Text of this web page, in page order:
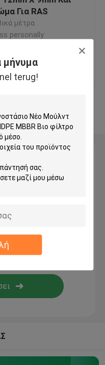
terug!
βιοφίλμ
Για RAS
μέτρα
personally
επαφή
terug!